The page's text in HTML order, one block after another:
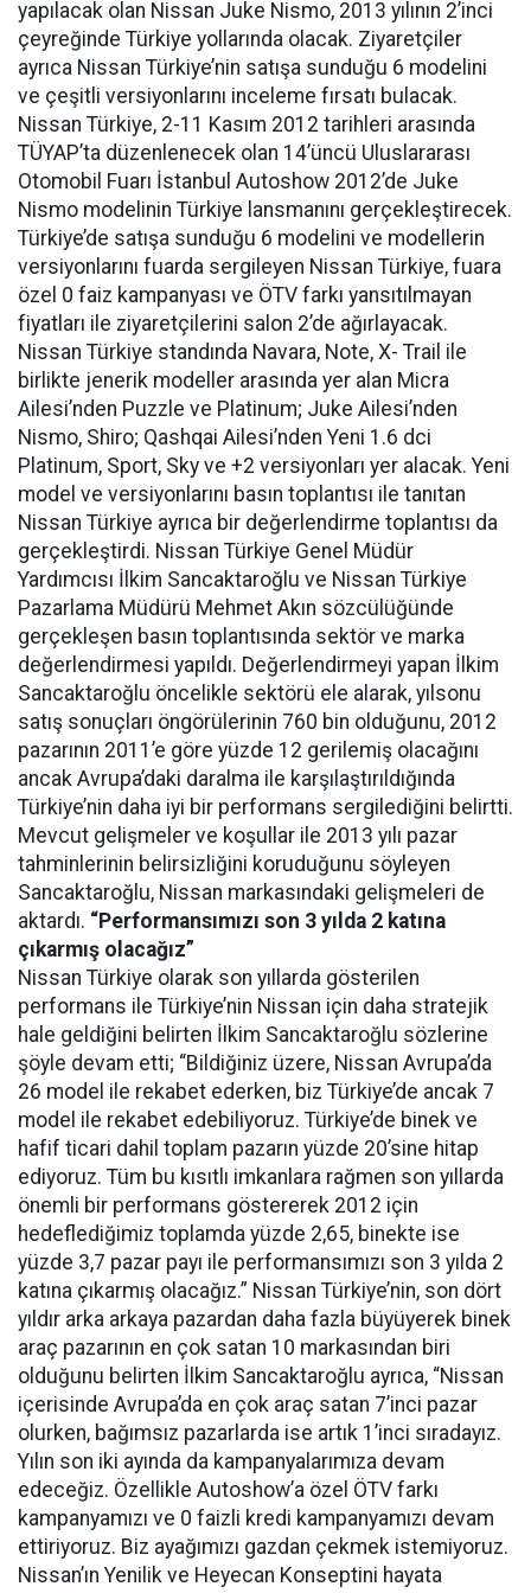
yapılacak olan Nissan Juke Nismo, 2013 yılının 2’inci
çeyreğinde Türkiye yollarında olacak. Ziyaretçiler
ayrıca Nissan Türkiye’nin satışa sunduğu 6 modelini
ve çeşitli versiyonlarını inceleme fırsatı bulacak.
Nissan Türkiye, 2-11 Kasım 2012 tarihleri arasında
TÜYAP’ta düzenlenecek olan 14’üncü Uluslararası
Otomobil Fuarı İstanbul Autoshow 2012’de Juke
Nismo modelinin Türkiye lansmanını gerçekleştirecek.
Türkiye’de satışa sunduğu 6 modelini ve modellerin
versiyonlarını fuarda sergileyen Nissan Türkiye, fuara
özel 0 faiz kampanyası ve ÖTV farkı yansıtılmayan
fiyatları ile ziyaretçilerini salon 2’de ağırlayacak.
Nissan Türkiye standında Navara, Note, X- Trail ile
birlikte jenerik modeller arasında yer alan Micra
Ailesi’nden Puzzle ve Platinum; Juke Ailesi’nden
Nismo, Shiro; Qashqai Ailesi’nden Yeni 1.6 dci
Platinum, Sport, Sky ve +2 versiyonları yer alacak. Yeni
model ve versiyonlarını basın toplantısı ile tanıtan
Nissan Türkiye ayrıca bir değerlendirme toplantısı da
gerçekleştirdi. Nissan Türkiye Genel Müdür
Yardımcısı İlkim Sancaktaroğlu ve Nissan Türkiye
Pazarlama Müdürü Mehmet Akın sözcülüğünde
gerçekleşen basın toplantısında sektör ve marka
değerlendirmesi yapıldı. Değerlendirmeyi yapan İlkim
Sancaktaroğlu öncelikle sektörü ele alarak, yılsonu
satış sonuçları öngörülerinin 760 bin olduğunu, 2012
pazarının 2011’e göre yüzde 12 gerilemiş olacağını
ancak Avrupa’daki daralma ile karşılaştırıldığında
Türkiye’nin daha iyi bir performans sergilediğini belirtti.
Mevcut gelişmeler ve koşullar ile 2013 yılı pazar
tahminlerinin belirsizliğini koruduğunu söyleyen
Sancaktaroğlu, Nissan markasındaki gelişmeleri de
aktardı. “Performansımızı son 3 yılda 2 katına
çıkarmış olacağız”
Nissan Türkiye olarak son yıllarda gösterilen
performans ile Türkiye’nin Nissan için daha stratejik
hale geldiğini belirten İlkim Sancaktaroğlu sözlerine
şöyle devam etti; “Bildiğiniz üzere, Nissan Avrupa’da
26 model ile rekabet ederken, biz Türkiye’de ancak 7
model ile rekabet edebiliyoruz. Türkiye’de binek ve
hafif ticari dahil toplam pazarın yüzde 20’sine hitap
ediyoruz. Tüm bu kısıtlı imkanlara rağmen son yıllarda
önemli bir performans göstererek 2012 için
hedeflediğimiz toplamda yüzde 2,65, binekte ise
yüzde 3,7 pazar payı ile performansımızı son 3 yılda 2
katına çıkarmış olacağız.” Nissan Türkiye’nin, son dört
yıldır arka arkaya pazardan daha fazla büyüyerek binek
araç pazarının en çok satan 10 markasından biri
olduğunu belirten İlkim Sancaktaroğlu ayrıca, “Nissan
içerisinde Avrupa’da en çok araç satan 7’inci pazar
olurken, bağımsız pazarlarda ise artık 1’inci sıradayız.
Yılın son iki ayında da kampanyalarımıza devam
edeceğiz. Özellikle Autoshow’a özel ÖTV farkı
kampanyamızı ve 0 faizli kredi kampanyamızı devam
ettiriyoruz. Biz ayağımızı gazdan çekmek istemiyoruz.
Nissan’ın Yenilik ve Heyecan Konseptini hayata